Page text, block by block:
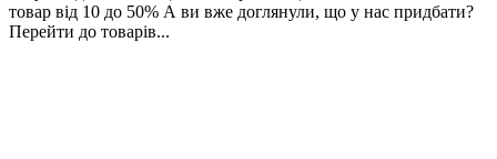
товар від 10 до 50% А ви вже доглянули, що у нас придбати?
Перейти до товарів...